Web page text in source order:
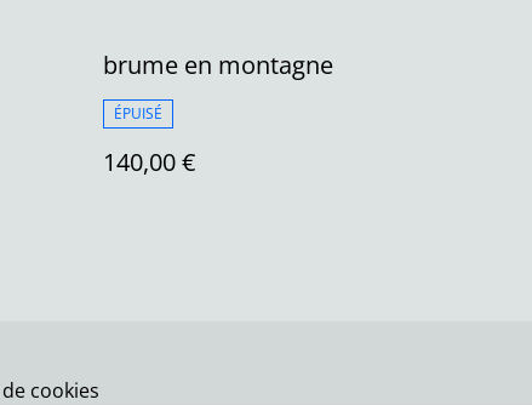
brume en montagne
ÉPUISÉ
140,00 €
cookies